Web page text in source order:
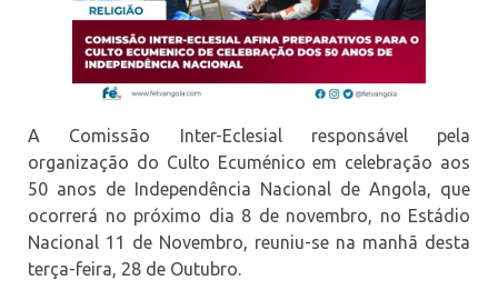
A Comissão Inter-Eclesial responsável pela
organização do Culto Ecuménico em celebração aos
50 anos de Independência Nacional de Angola, que
ocorrerá no próximo dia 8 de novembro, no Estádio
Nacional 11 de Novembro, reuniu-se na manhã desta
terça-feira, 28 de Outubro.